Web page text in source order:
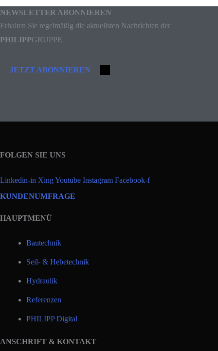
NEWSLETTER ABONNIEREN
Erhalten Sie regelmäßig die aktuellsten Nachrichten der
PHILIPPGRUPPE
JETZT ABONNIEREN
FOLGEN SIE UNS
Linkedin-in XingYoutube Instagram Facebook-f
KUNDENUMFRAGE
HAUPTMENÜ
Bautechnik
Seil- & Hebetechnik
Hydraulik
Referenzen
PHILIPP Digital
ANSCHRIFT & KONTAKT